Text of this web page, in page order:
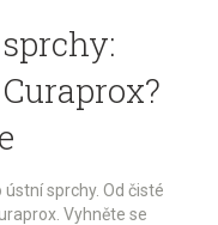
sprchy. Od čisté
Vyhněte se